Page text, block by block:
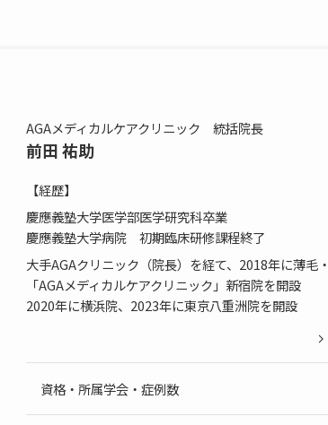
AGAメディカルケアクリニック 統括院長
前田 祐助
【経歴】
慶應義塾大学医学部医学研究科卒業
慶應義塾大学病院 初期臨床研修課程終了
大手AGAクリニック（院長）を経て、2018年に薄毛
「AGAメディカルケアクリニック」新宿院を開設
2020年に横浜院、2023年に東京八重洲院を開設
資格・所属学会・症例数